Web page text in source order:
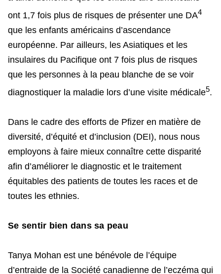
ont 1,7 fois plus de risques de présenter une DA4
que les enfants américains d’ascendance
européenne. Par ailleurs, les Asiatiques et les
insulaires du Pacifique ont 7 fois plus de risques
que les personnes à la peau blanche de se voir
diagnostiquer la maladie lors d’une visite médicale5.
Dans le cadre des efforts de Pfizer en matière de
diversité, d’équité et d’inclusion (DEI), nous nous
employons à faire mieux connaître cette disparité
afin d’améliorer le diagnostic et le traitement
équitables des patients de toutes les races et de
toutes les ethnies.
Se sentir bien dans sa peau
Tanya Mohan est une bénévole de l’équipe
d’entraide de la Société canadienne de l’eczéma qui